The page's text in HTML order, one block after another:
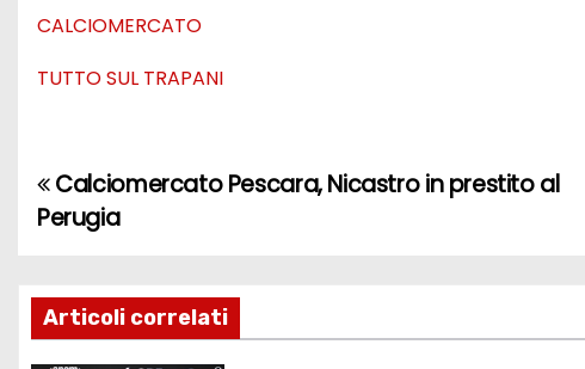
CALCIOMERCATO
TUTTO SUL TRAPANI
N
v
i
Calciomercato Pescara, Nicastro in prestito al
Perugia
Articoli correlati